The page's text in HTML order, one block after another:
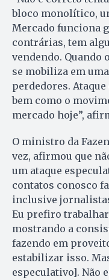
bloco monolítico,
Mercado funciona
contrárias, tem
vendendo. Quando
se mobiliza em
perdedores.
bem como o
mercado hoje”,
O ministro da
vez, afirmou que
um ataque
contatos conosco
inclusive
Eu prefiro
mostrando a
fazendo em
estabilizar isso.
especulativo]. Não